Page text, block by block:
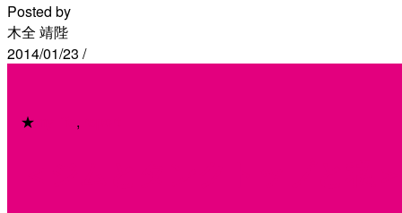
Posted by
木全 靖陛
2014/01/23 /
★ ,